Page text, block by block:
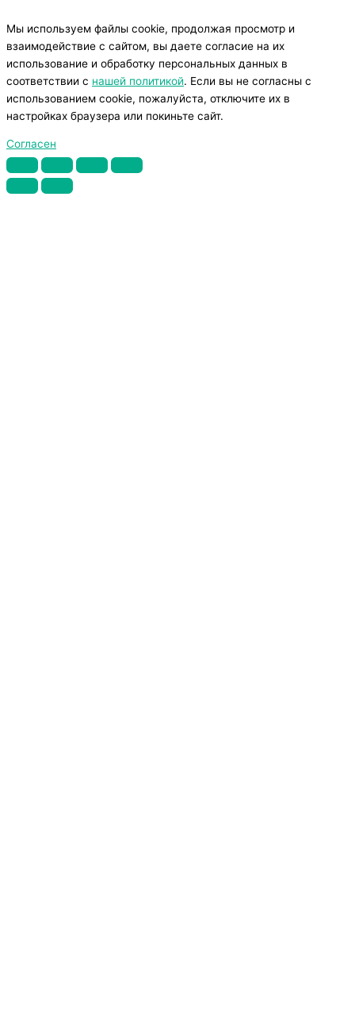
Мы используем файлы cookie, продолжая просмотр и
взаимодействие с сайтом, вы даете согласие на их
использование и обработку персональных данных в
соответствии с нашей политикой. Если вы не согласны с
использованием cookie, пожалуйста, отключите их в
настройках браузера или покиньте сайт.
Согласен